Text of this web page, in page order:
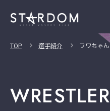
TOP 選手紹介 フワちゃん
WRESTLER